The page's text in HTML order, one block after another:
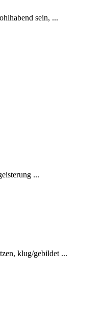
sein, ...
...
klug/gebildet ...